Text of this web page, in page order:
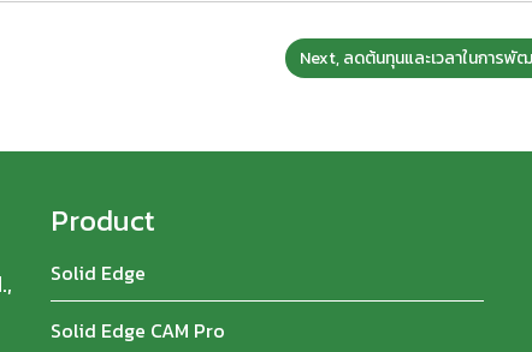
Next, ลดต้นทุนและเวลาในการ
Product
Solid Edge
Solid Edge CAM Pro